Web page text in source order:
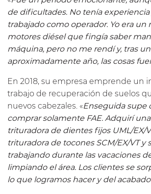
de dificultades. No tenía
trabajado como operador. Yo era un
motores diésel que fingía saber
máquina, pero no me rendí y, tras un
aproximadamente año, las cosas
En 2018, su empresa emprende un
trabajo de recuperación de suelos
nuevos cabezales. «Enseguida supe
comprar solamente FAE. Adquirí
trituradora de dientes fijos UML/EX/
trituradora de tocones SCM/EX/VTy
trabajando durante las vacaciones
limpiando el área. Los clientes se
lo que logramos hacer y del